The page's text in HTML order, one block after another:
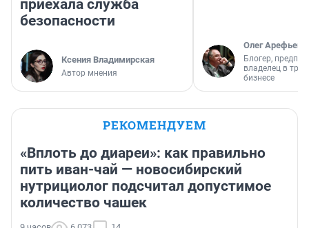
приехала служба
безопасности
Ксения Владимирская
Автор мнения
Олег Арефьев
Блогер,
владелец в
бизнесе
РЕКОМЕНДУЕМ
«Вплоть до диареи»: как правильно
пить иван-чай — новосибирский
нутрициолог подсчитал допустимое
количество чашек